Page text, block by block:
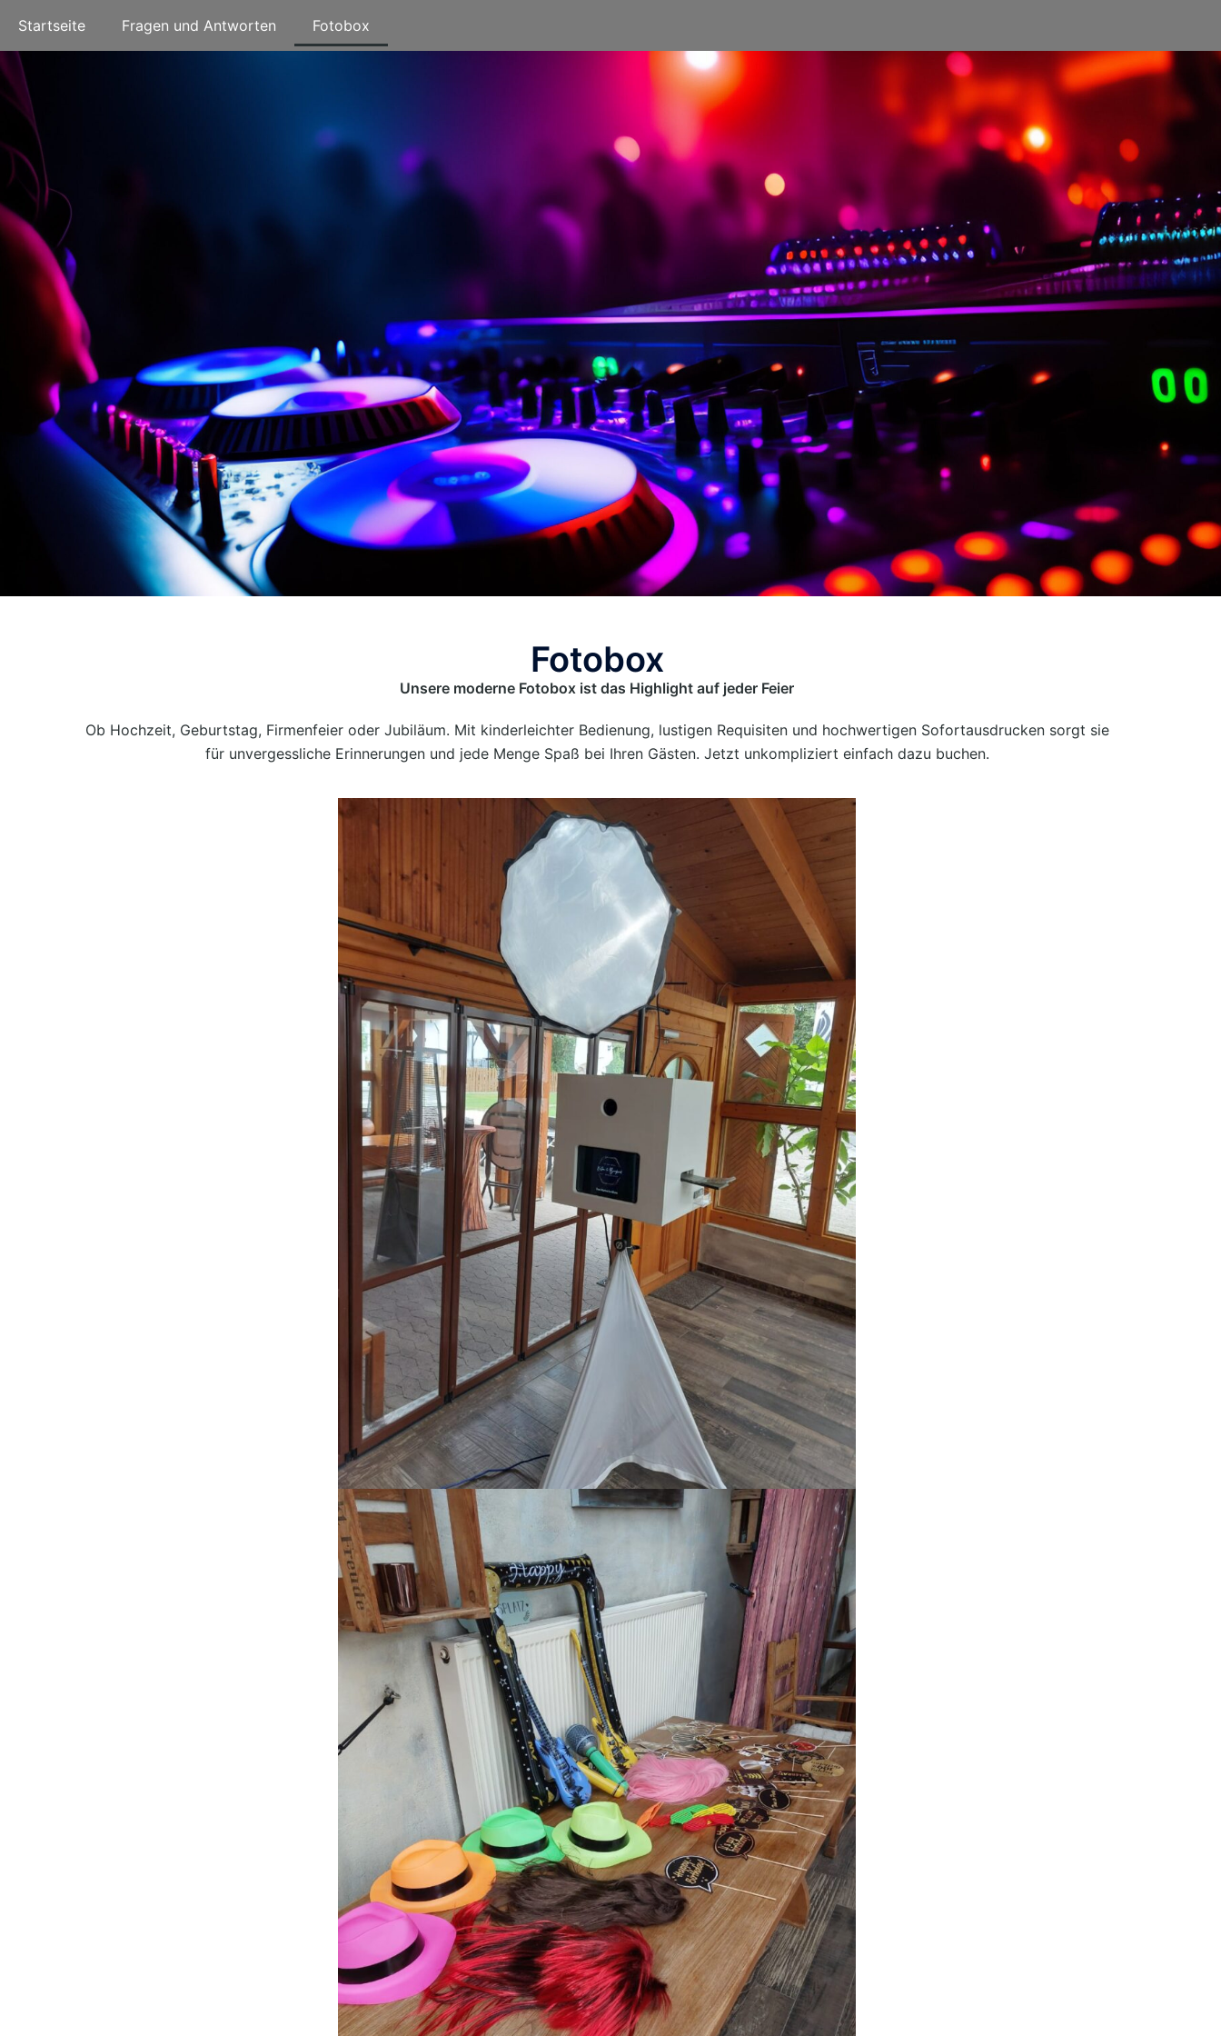
Startseite Fragen und Antworten Fotobox
Fotobox
Unsere moderne Fotobox ist das Highlight auf jeder Feier
Ob Hochzeit, Geburtstag, Firmenfeier oder Jubiläum. Mit kinderleichter Bedienung, lustigen Requisiten und hochwertigen Sofortausdrucken sorgt sie
für unvergessliche Erinnerungen und jede Menge Spaß bei Ihren Gästen. Jetzt unkompliziert einfach dazu buchen.